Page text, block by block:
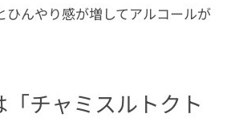
ひんやり感が増してアルコールが
チャミスルトクト